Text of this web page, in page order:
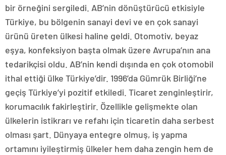
bir örneğini sergiledi. AB’nin dönüştürücü etkisiyle
Türkiye, bu bölgenin sanayi devi ve en çok sanayi
ürünü üreten ülkesi haline geldi. Otomotiv, beyaz
eşya, konfeksiyon başta olmak üzere Avrupa’nın ana
tedarikçisi oldu. AB’nin kendi dışında en çok otomobil
ithal ettiği ülke Türkiye’dir. 1996’da Gümrük Birliği’ne
geçiş Türkiye’yi pozitif etkiledi. Ticaret zenginleştirir,
korumacılık fakirleştirir. Özellikle gelişmekte olan
ülkelerin istikrarı ve refahı için ticaretin daha serbest
olması şart. Dünyaya entegre olmuş, iş yapma
ortamını iyileştirmiş ülkeler hem daha zengin hem de